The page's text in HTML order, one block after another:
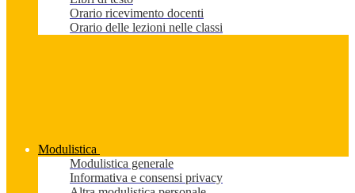
Orario ricevimento docenti
Orario delle lezioni nelle classi
Modulistica
Modulistica generale
Informativa e consensi privacy